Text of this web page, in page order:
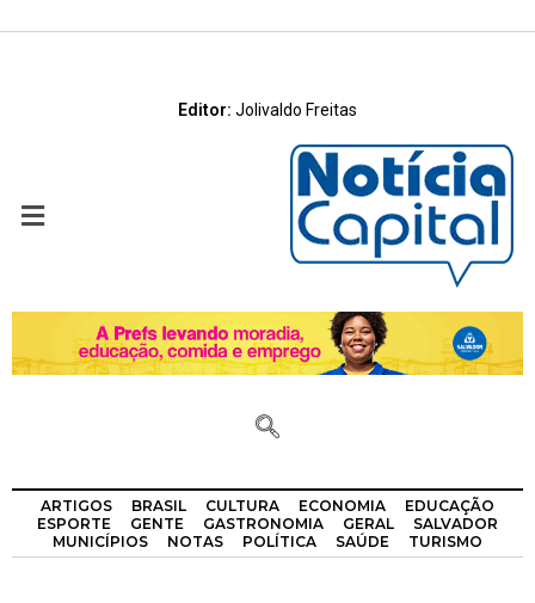
Editor: Jolivaldo Freitas
ARTIGOS BRASIL CULTURA ECONOMIA
EDUCAÇÃO
ESPORTE
GENTE GASTRONOMIA GERAL
SALVADOR
MUNICÍPIOS
NOTAS POLÍTICA SAÚDE TURISMO